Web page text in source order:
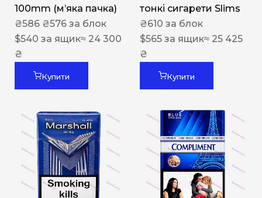
100mm (м’яка пачка)
₴586 ₴576 за блок
$540 за ящик≈ 24 300
₴
Купити
тонкі сигарети Slims
₴610 за блок
$565 за ящик≈ 25 425
₴
Купити